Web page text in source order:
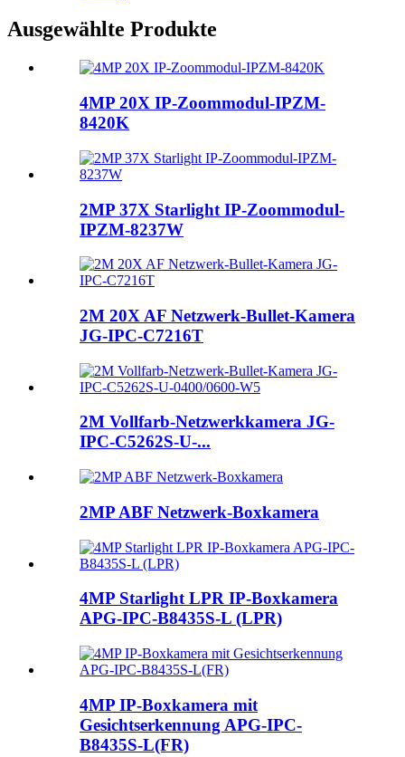
Ausgewählte Produkte
4MP 20X IP-Zoommodul-IPZM-
8420K
2MP 37X Starlight IP-Zoommodul-
IPZM-8237W
2M 20X AF Netzwerk-Bullet-Kamera
JG-IPC-C7216T
2M Vollfarb-Netzwerkkamera JG-
IPC-C5262S-U-...
2MP ABF Netzwerk-Boxkamera
4MP Starlight LPR IP-Boxkamera
APG-IPC-B8435S-L (LPR)
4MP IP-Boxkamera mit
Gesichtserkennung APG-IPC-
B8435S-L(FR)